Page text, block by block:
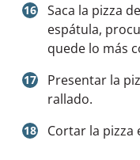
Saca la pizza
espátula,
quede lo más
Presentar la
rallado.
Cortar la pizza